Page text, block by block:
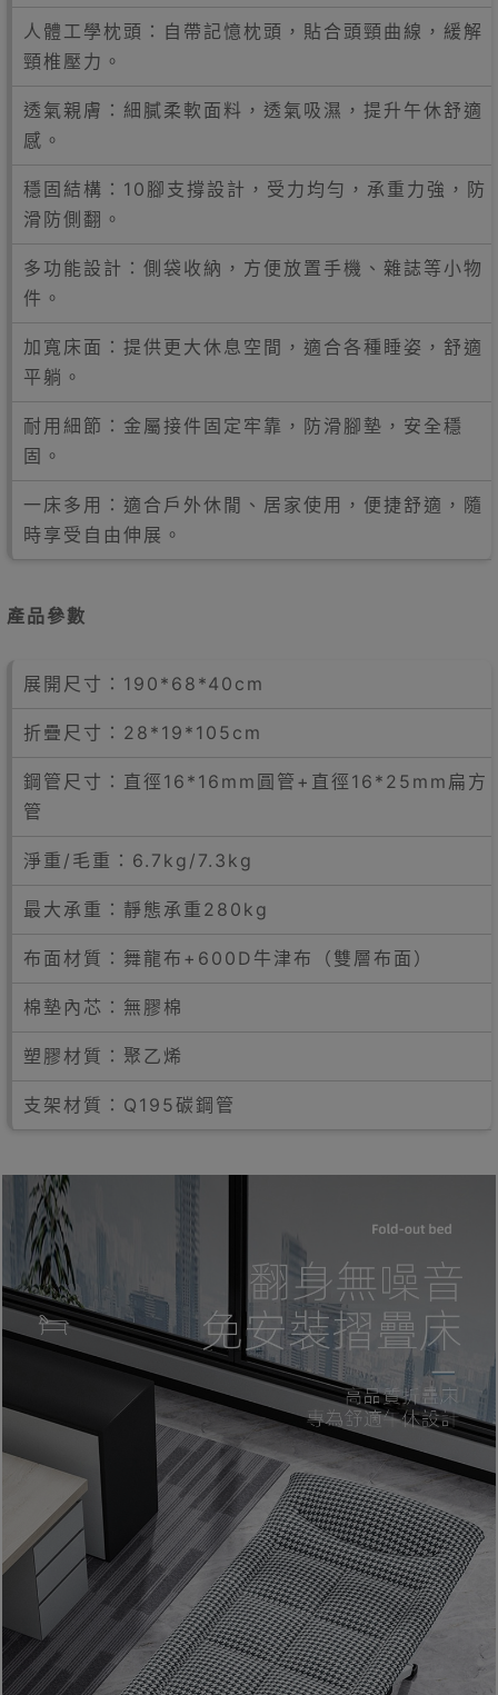
人體工學枕頭：自帶記憶枕頭，貼合頭頸曲線，緩解
頸椎壓力。
透氣親膚：細膩柔軟面料，透氣吸濕，提升午休舒適
感。
穩固結構：10腳支撐設計，受力均勻，承重力強，防
滑防側翻。
多功能設計：側袋收納，方便放置手機、雜誌等小物
件。
加寬床面：提供更大休息空間，適合各種睡姿，舒適
平躺。
耐用細節：金屬接件固定牢靠，防滑腳墊，安全穩
固。
一床多用：適合戶外休閒、居家使用，便捷舒適，隨
時享受自由伸展。
產品參數
展開尺寸：190*68*40cm
折疊尺寸：28*19*105cm
鋼管尺寸：直徑16*16mm圓管+直徑16*25mm扁方
管
淨重/毛重：6.7kg/7.3kg
最大承重：靜態承重280kg
布面材質：舞龍布+600D牛津布（雙層布面）
棉墊內芯：無膠棉
塑膠材質：聚乙烯
支架材質：Q195碳鋼管